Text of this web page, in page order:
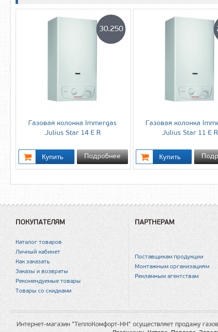
Газовая колонка Immergas
Julius Star 14 E R
30.250
Подробнее
Газовая колонка
Julius Star 11 E R
ПОКУПАТЕЛЯМ
Каталог товаров
Личный кабинет
Как заказать
Заказы и возвраты
Рекомендуемые товары
Товары со скидками
ПАРТНЕРАМ
Поставщикам продукции
Монтажным организациям
Рекламным агентствам
Интернет-магазин "ТеплоКомфорт-НН" осуществляет продажу